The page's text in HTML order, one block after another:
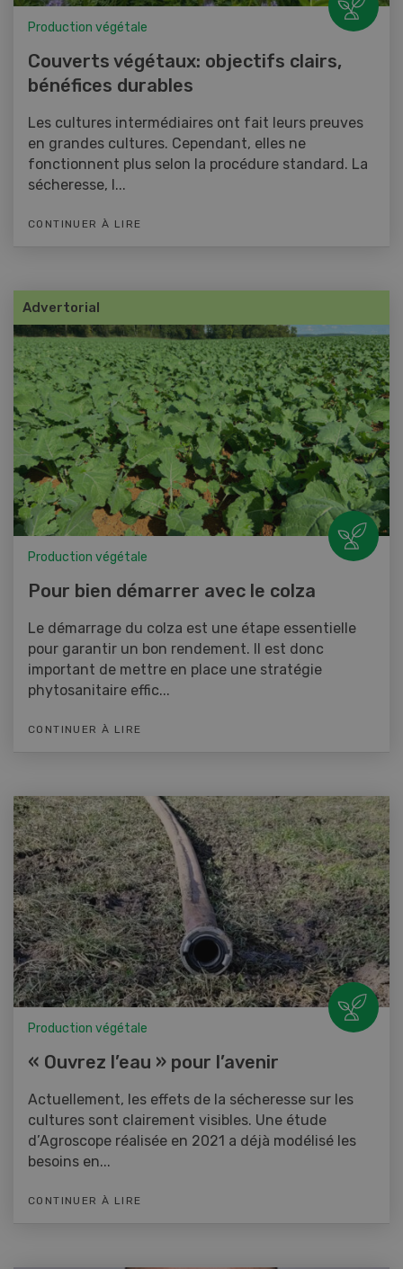
Production végétale
Couverts végétaux: objectifs clairs,
bénéfices durables
Les cultures intermédiaires ont fait leurs preuves
en grandes cultures. Cependant, elles ne
fonctionnent plus selon la procédure standard. La
sécheresse, l...
CONTINUER À LIRE
Advertorial
Production végétale
Pour bien démarrer avec le colza
Le démarrage du colza est une étape essentielle
pour garantir un bon rendement. Il est donc
important de mettre en place une stratégie
phytosanitaire effic...
CONTINUER À LIRE
Production végétale
« Ouvrez l’eau » pour l’avenir
Actuellement, les effets de la sécheresse sur les
cultures sont clairement visibles. Une étude
d’Agroscope réalisée en 2021 a déjà modélisé les
besoins en...
CONTINUER À LIRE